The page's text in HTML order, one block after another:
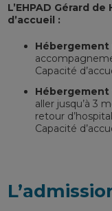
L’EHPAD Gérard
d’accueil :
Capacité
aller jusqu’à 3
retour
Capacité